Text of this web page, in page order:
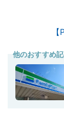
他のおすすめ